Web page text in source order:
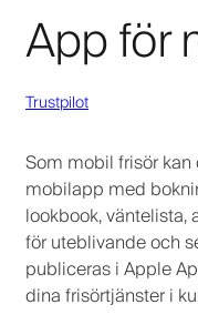
App för
Trustpilot
Som mobil frisör
mobilapp med
lookbook,
för uteblivande och
publiceras i Apple
dina frisörtjänster i